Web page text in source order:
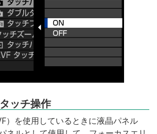
ッチ操作
）を使用しているときに液晶パネル